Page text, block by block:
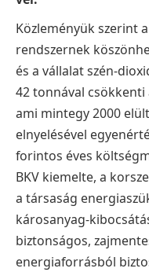
Közleményük szerint
rendszernek
és a vállalat szén-
42 tonnával csökkenti
ami mintegy 2000
elnyelésével
forintos éves
BKV kiemelte, a
a társaság
károsanyag-
biztonságos,
energiaforrásból